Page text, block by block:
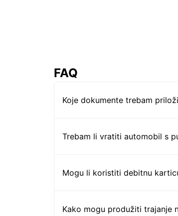
FAQ
Koje dokumente trebam
Trebam li vratiti automobil s
Mogu li koristiti debitnu
Kako mogu produžiti trajanje